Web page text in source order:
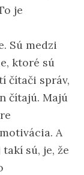
je
Sú medzi
ktoré sú
čítači správ,
čítajú. Majú
A
sú, je, že